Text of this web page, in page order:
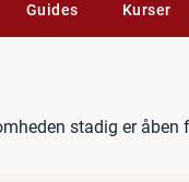
Guides Kurser
stadig er åben